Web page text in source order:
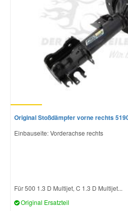
Original Stoßdämpfer vorne rechts
Einbauseite: Vorderachse rechts
Für 500 1.3 D Multijet, C 1.3 D Multijet...
Original Ersatzteil